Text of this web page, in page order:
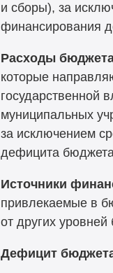
и сборы), за
финансирования
Расходы
которые
государственной
муниципальных
за исключением
дефицита
Источники
привлекаемые в
от других
Дефицит